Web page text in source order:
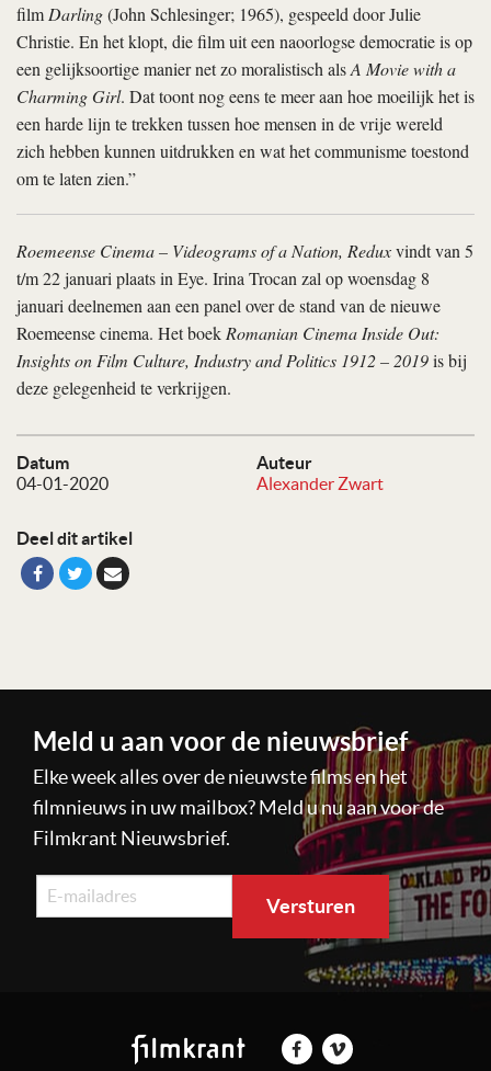
Datum
04-01-2020
Auteur
Alexander Zwart
Deel dit artikel
film Darling(John Schlesinger; 1965), gespeeld door Julie
Christie. En het klopt, die film uit een naoorlogse democratie is op
een gelijksoortige manier net zo moralistisch alsA Movie with a
Charming Girl. Dat toont nog eens te meer aan hoe moeilijk het is
een harde lijn te trekken tussen hoe mensen in de vrije wereld
zich hebben kunnen uitdrukken en wat het communisme toestond
om te laten zien.”
Roemeense Cinema – Videograms of a Nation, Reduxvindt van 5
t/m 22 januari plaats in Eye. Irina Trocan zal op woensdag 8
januari deelnemen aan een panel over de stand van de nieuwe
Roemeense cinema. Het boek Romanian Cinema Inside Out:
Insights on Film Culture, Industry and Politics 1912 – 2019is bij
deze gelegenheid te verkrijgen.
Meld u aan voor de nieuwsbrief
Elke week alles over de nieuwste films en het
filmnieuws in uw mailbox? Meld u nu aan voor de
Filmkrant Nieuwsbrief.